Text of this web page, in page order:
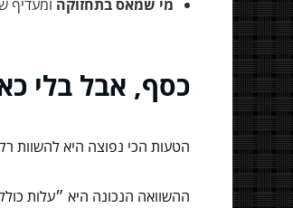
מי שמאס בתחזוקה ומעדיף
כסף, אבל בלי
הטעות הכי נפוצה היא להשוות
ההשוואה הנכונה היא ״עלות